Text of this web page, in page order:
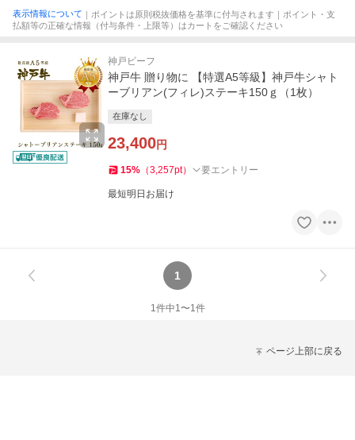
表示情報について ｜ポイントは原則税抜価格を基準に付与されます｜ポイント・支
払額等の正確な情報（付与条件・上限等）はカートをご確認ください
神戸ビーフ
神戸牛 贈り物に 【特選A5等級】神戸牛シャト
ーブリアン(フィレ)ステーキ150ｇ（1枚）
在庫なし
23,400円
15% （3,257pt） 要エントリー
最短明日お届け
1
1件中1〜1件
ページ上部に戻る